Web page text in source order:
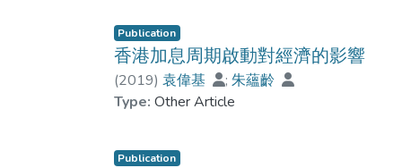
民成家立室及生兒育女」為主要的章節標
題，提出四大建議，包括直接津貼、生殖科
技治療、彈性工作時間及有薪親職假期，邀
請公眾對如何鼓勵市民生育提出意見。
Publication
香港加息周期啟動對經濟的影響
(2019) 袁偉基 ; 朱蘊齡
Type: Other Article
Publication